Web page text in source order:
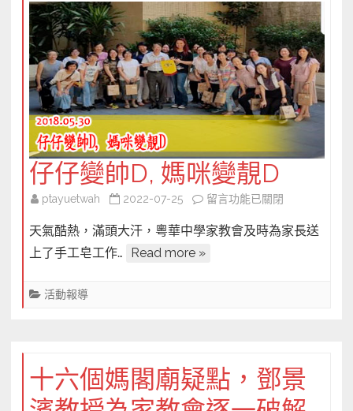
深
深
影
響
子
女
後
成
長，
祖
脈〉
中
仔仔變帥D, 媽咪變靚D
ptayuetwah 2022-07-25
在
仔
D〉
中
留言功能已關閉
天氣酷熱，滿頭大汗，粵華中學家教會及時為家長送
上了手工皂工作…
Read more »
活動報導
十六個媽閣廟疑點，鄧景